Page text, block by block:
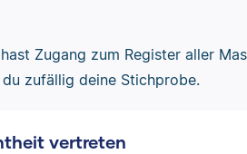
Zugang zum Register aller
zufällig deine Stichprobe.
vertreten